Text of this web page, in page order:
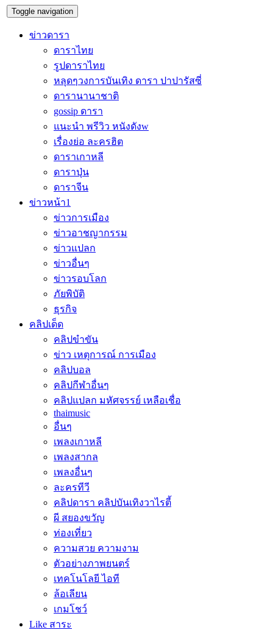
Toggle navigation
ข่าวดารา
ดาราไทย
รูปดาราไทย
หลุดๆวงการบันเทิง ดารา ปาปารัสซี่
ดารานานาชาติ
gossip ดารา
แนะนำ พรีวิว หนังดังw
เรื่องย่อ ละครฮิต
ดาราเกาหลี
ดาราปุ่น
ดาราจีน
ข่าวหน้า1
ข่าวการเมือง
ข่าวอาชญากรรม
ข่าวแปลก
ข่าวอื่นๆ
ข่าวรอบโลก
ภัยพิบัติ
ธุรกิจ
คลิปเด็ด
คลิปขำขัน
ข่าว เหตุการณ์ การเมือง
คลิปบอล
คลิปกีฬาอื่นๆ
คลิปแปลก มหัศจรรย์ เหลือเชื่อ
thaimusic
อื่นๆ
เพลงเกาหลี
เพลงสากล
เพลงอื่นๆ
ละครทีวี
คลิปดารา คลิปบันเทิงวาไรตี้
ผี สยองขวัญ
ท่องเที่ยว
ความสวย ความงาม
ตัวอย่างภาพยนตร์
เทคโนโลยี ไอที
ล้อเลียน
เกมโชว์
Like สาระ